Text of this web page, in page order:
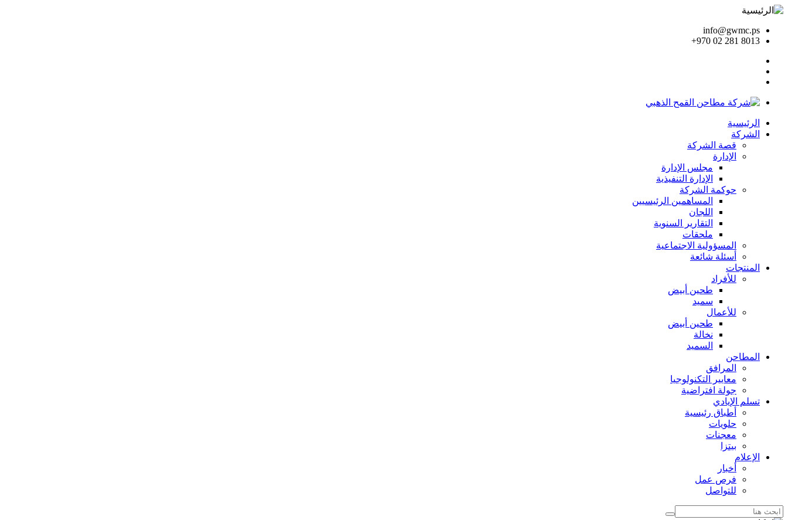
info@gwmc.ps
+970 02 281 8013
الرئيسية
الشركة
قصة الشركة
الإدارة
مجلس الإدارة
الإدارة التنفيذية
حوكمة الشركة
المساهمين الرئيسيين
اللجان
التقارير السنوية
ملحقات
المسؤولية الاجتماعية
أسئلة شائعة
المنتجات
للأفراد
طحين أبيض
سميد
للأعمال
طحين أبيض
نخالة
السميد
المطاحن
المرافق
معايير التكنولوجيا
جولة افتراضية
تسلم الإيادي
أطباق رئيسية
حلويات
معجنات
بيتزا
الإعلام
أخبار
فرص عمل
للتواصل